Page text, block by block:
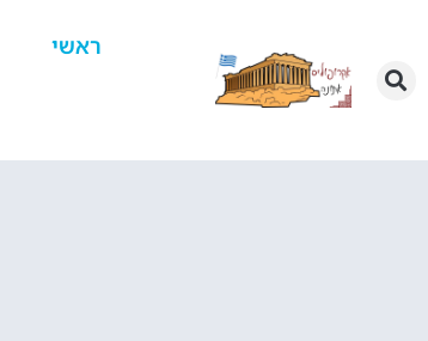
ראשי